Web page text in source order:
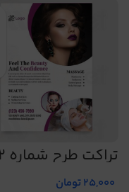
تراکت طرح شماره 12
25,000تومان